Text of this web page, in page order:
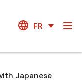
FR
Japanese